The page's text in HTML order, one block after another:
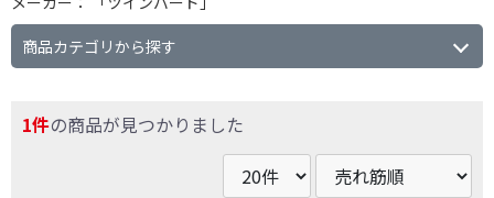
商品カテゴリから探す
1件の商品が見つかりました